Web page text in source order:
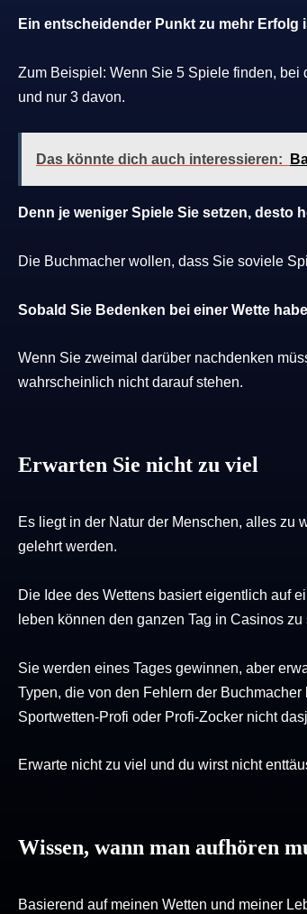
Ein entscheidender Punkt zu mehr Erfolg
Zum Beispiel: Wenn Sie 5 Spiele finden,
und nur 3 davon.
Das könnte dich auch interessieren:
Denn je weniger Spiele Sie setzen, desto
Die Buchmacher wollen, dass Sie soviele
Sobald Sie Bedenken bei einer Wette
Wenn Sie zweimal darüber nachdenken
wahrscheinlich nicht darauf stehen.
Erwarten Sie nicht zu viel
Es liegt in der Natur der Menschen, alles zu
gelehrt werden.
Die Idee des Wettens basiert eigentlich auf
leben können den ganzen Tag in Casinos zu
Sie werden eines Tages gewinnen, aber
Typen, die von den Fehlern der
Sportwetten-Profi oder Profi-Zocker nicht
Erwarte nicht zu viel und du wirst nicht
Wissen, wann man aufhören
Basierend auf meinen Wetten und meiner